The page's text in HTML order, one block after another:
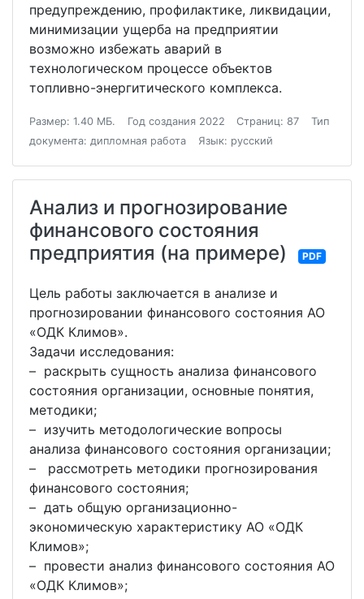
предупреждению, профилактике, ликвидации,
минимизации ущерба на предприятии
возможно избежать аварий в
технологическом процессе объектов
топливно-энергитического комплекса.
Размер: 1.40 МБ. Год создания 2022 Страниц: 87
Тип
документа: дипломная работа
Язык: русский
Анализ и прогнозирование
финансового состояния
предприятия (на примере)
PDF
Цель работы заключается в анализе и
прогнозировании финансового состояния АО
«ОДК Климов».
Задачи исследования:
– раскрыть сущность анализа финансового
состояния организации, основные понятия,
методики;
– изучить методологические вопросы
анализа финансового состояния организации;
– рассмотреть методики прогнозирования
финансового состояния;
– дать общую организационно-
экономическую характеристику АО «ОДК
Климов»;
– провести анализ финансового состояния АО
«ОДК Климов»;